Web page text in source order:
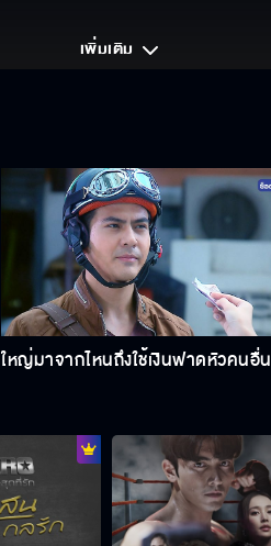
เพิ่มเติม
ใหญ่มาจากไหนถึงใช้เงินฟาดหัวคนอื่น